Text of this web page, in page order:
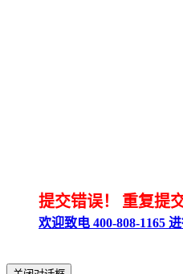
提交错误！ 重复提
欢迎致电 400-808-1165 进